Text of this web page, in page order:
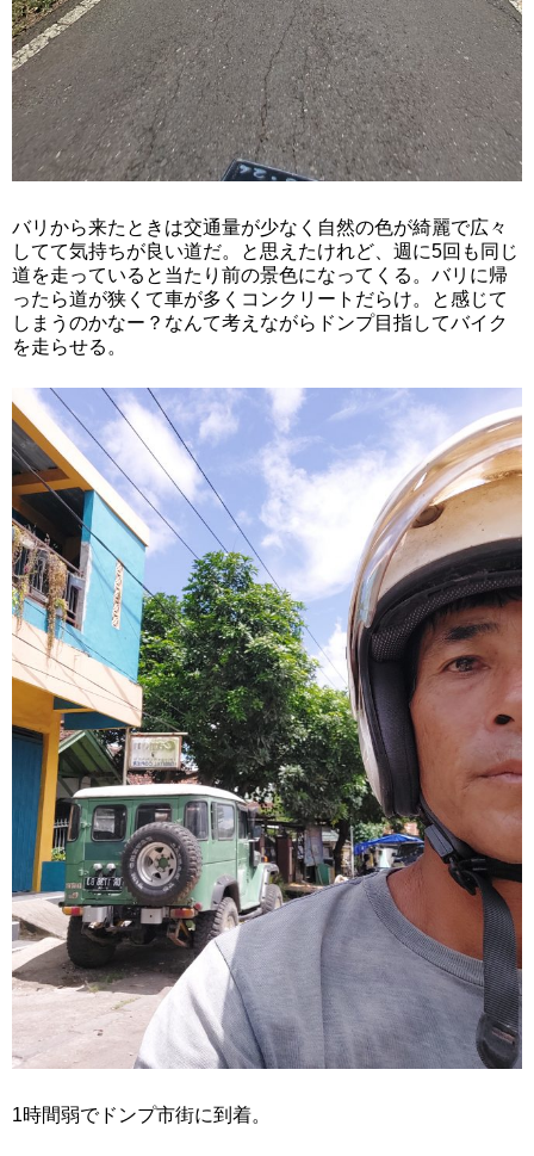
バリから来たときは交通量が少なく自然の色が綺麗で広々
してて気持ちが良い道だ。と思えたけれど、週に5回も同じ
道を走っていると当たり前の景色になってくる。バリに帰
ったら道が狭くて車が多くコンクリートだらけ。と感じて
しまうのかなー？なんて考えながらドンプ目指してバイク
を走らせる。
1時間弱でドンプ市街に到着。